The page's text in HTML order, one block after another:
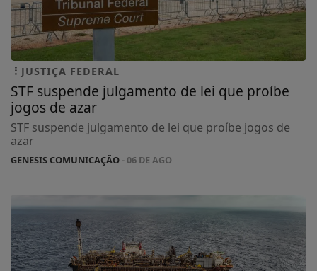
JUSTIÇA FEDERAL
STF suspende julgamento de lei que proíbe
jogos de azar
STF suspende julgamento de lei que proíbe jogos de
azar
GENESIS COMUNICAÇÃO- 06 DE AGO